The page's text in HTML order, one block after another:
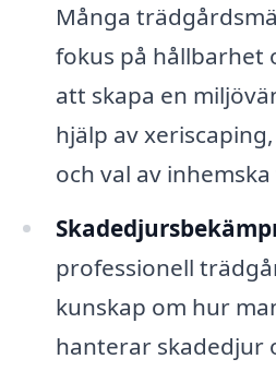
Många
fokus på hållbarhet
att skapa en
hjälp av
och val av inhemska
professionell
kunskap om hur
hanterar skadedjur